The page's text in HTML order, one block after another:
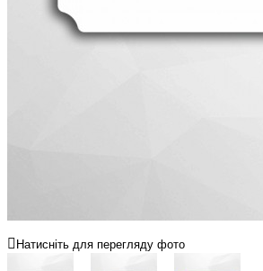
Натисніть для перегляду фото